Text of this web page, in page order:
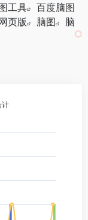
工具
百度脑图
页版 脑图
脑